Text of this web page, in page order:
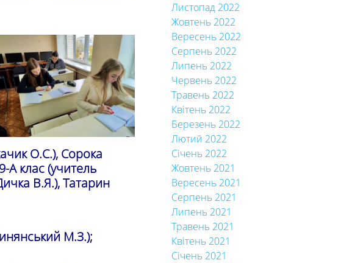
О.С.), Сорока
А клас (учитель
В.Я.), Татарин
М.З.);
Листопад 2022
Жовтень 2022
Вересень 2022
Серпень 2022
Липень 2022
Червень 2022
Травень 2022
Квітень 2022
Березень 2022
Лютий 2022
Січень 2022
Жовтень 2021
Вересень 2021
Серпень 2021
Липень 2021
Травень 2021
Квітень 2021
Січень 2021